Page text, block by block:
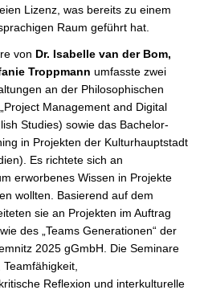
Lizenz, was bereits zu einem
Raum geführt hat.
von Dr. Isabelle van der Bom,
Troppmann umfasste zwei
an der Philosophischen
Management and Digital
Studies) sowie das Bachelor-
in Projekten der Kulturhauptstadt
Es richtete sich an
erworbenes Wissen in Projekte
wollten. Basierend auf dem
sie an Projekten im Auftrag
des „Teams Generationen“ der
2025 gGmbH. Die Seminare
Reflexion und interkulturelle